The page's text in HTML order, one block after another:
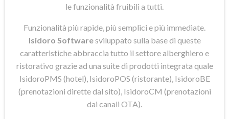
le funzionalità fruibili a tutti.
Funzionalità più rapide, più semplici e più immediate.
Isidoro Softwaresviluppato sulla base di queste
caratteristiche abbraccia tutto il settore alberghiero e
ristorativo grazie ad una suite di prodotti integrata quale
IsidoroPMS (hotel), IsidoroPOS (ristorante), IsidoroBE
(prenotazioni dirette dal sito), IsidoroCM (prenotazioni
dai canali OTA).